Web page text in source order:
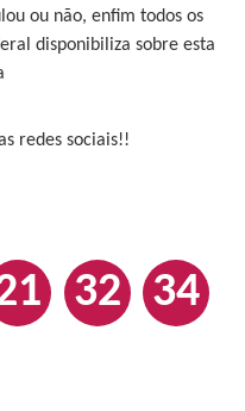
ou não, enfim todos os
disponibiliza sobre esta
redes sociais!!
32 34